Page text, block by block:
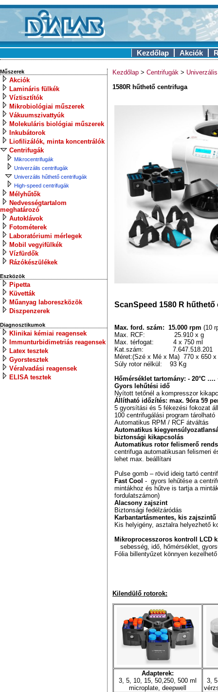
Kezdőlap Akciók
Műszerek
Akciók
Lamináris fülkék
Víztisztítók
Mikrobiológiai műszerek
Vákuumszivattyúk
Molekuláris biológiai műszerek
Inkubátorok
Liofilizálók, minta koncentrálók
Centrifugák
Mikrocentrifugák
Univerzális centrifugák
Univerzális hűthető centrifugák
High-speed centrifugák
Mélyhűtők
Nedvességtartalom
meghatározó
Autoklávok
Fotométerek
Laboratóriumi mérlegek
Mobil vegyifülkék
Vízfürdők
Rázókészülékek
Eszközök
Pipetta
Küvetták
Műanyag laboreszközök
Diszpenzerek
Diagnosztikumok
Klinikai kémiai reagensek
Immunturbidimetriás reagensek
Latex tesztek
Gyorstesztek
Véralvadási reagensek
ELISA tesztek
Kezdőlap > Centrifugák >
1580R hűthető centrifuga
ScanSpeed 1580 R
Max. ford. szám: 15.000 rpm (10
Max. RCF: 25.910 x g
Max. térfogat: 4 x 750 ml
Kat.szám: 7.647.518.201
Méret:(Szé x Mé x Ma) 770 x 650 x
Súly rotor nélkül: 93 Kg
Hőmérséklet tartomány: - 20°C ….
Gyors lehűtési idő
Nyított tetőnél a kompresszor
Állítható időzítés: max. 9óra 59
5 gyorsítási és 5 fékezési fokozat
100 centrifugálási program tárolható
Automatikus RPM / RCF átváltás
Automatikus
biztonsági kikapcsolás
Automatikus rotor felismerő
centrifuga automatikusan felismeri
lehet max. beállítani
Pulse gomb – rövid ideig tartó
Fast Cool - gyors lehűtése a
mintákhoz és hűtve is tartja a
fordulatszámon)
Alacsony zajszint
Biztonsági fedélzáródás
Karbantartásmentes, kis
Kis helyigény, asztalra helyezhető
Mikroprocesszoros kontroll LCD
sebesség, idő, hőmérséklet,
Fólia billentyűzet könnyen
Kilendülő rotorok:
Adapterek:
3, 5, 10, 15, 50,250, 500 ml
microplate, deepwell
3,